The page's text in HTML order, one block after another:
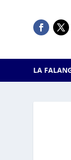
LA